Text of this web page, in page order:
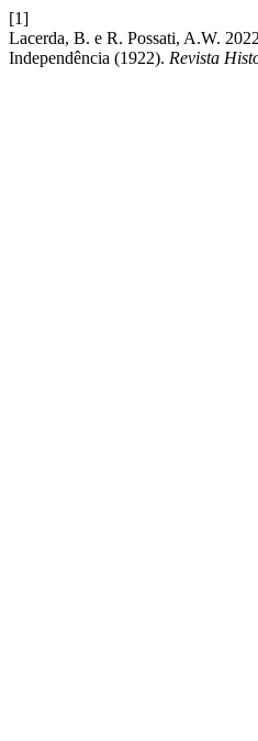
[1]
Lacerda, B. e R. Possati, A.W.
Independência (1922). Revista